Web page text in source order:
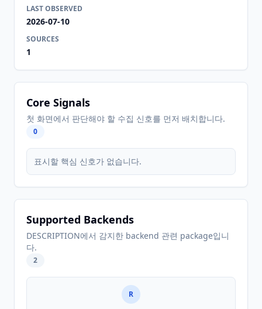
LAST OBSERVED
2026-07-10
SOURCES
1
Core Signals
첫 화면에서 판단해야 할 수집 신호를 먼저 배치합니다.
0
표시할 핵심 신호가 없습니다.
Supported Backends
DESCRIPTION에서 감지한 backend 관련 package입니
다.
2
R